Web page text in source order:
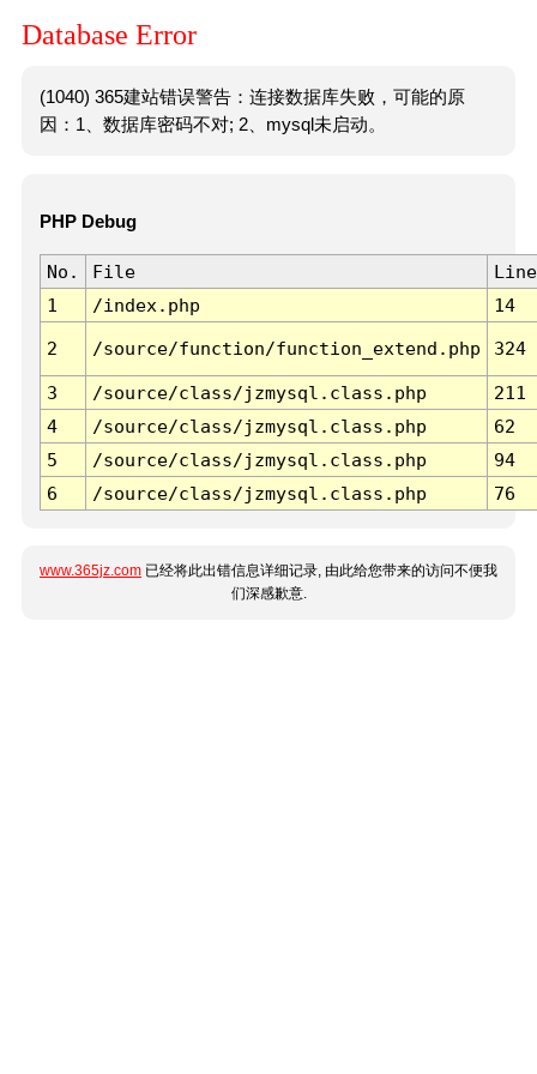
Database Error
(1040) 365建站错误警告：连接数据库失败，可能的原
因：1、数据库密码不对; 2、mysql未启动。
PHP Debug
No. File
Line
1
/index.php 14
2 /source/function/function_extend.php 324
3 /source/class/jzmysql.class.php
211
4
/source/class/jzmysql.class.php
62
5
/source/class/jzmysql.class.php
94
6
/source/class/jzmysql.class.php 76
www.365jz.com 已经将此出错信息详细记录, 由此给您带来的访问不便我
们深感歉意.